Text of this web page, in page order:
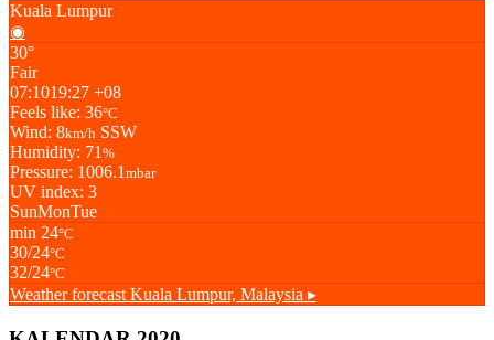
Kuala Lumpur
◉
30°
Fair
07:1019:27 +08
Feels like: 36°C
Wind: 8km/h SSW
Humidity: 71 %
Pressure: 1006.1 mbar
UV index: 3
SunMonTue
min 24°C
30/24°C
32/24°C
Weather forecast Kuala Lumpur, Malaysia ▸